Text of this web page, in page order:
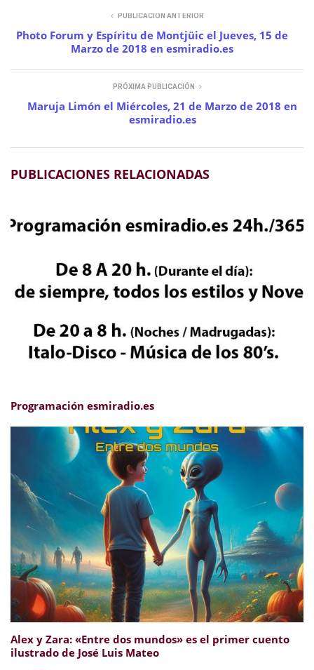
PUBLICACIÓN ANTERIOR
Photo Forum y Espíritu de Montjüic el Jueves, 15 de
Marzo de 2018 en esmiradio.es
PRÓXIMA PUBLICACIÓN
Maruja Limón el Miércoles, 21 de Marzo de 2018 en
esmiradio.es
PUBLICACIONES RELACIONADAS
Programación esmiradio.es
Alex y Zara: «Entre dos mundos» es el primer cuento
ilustrado de José Luis Mateo